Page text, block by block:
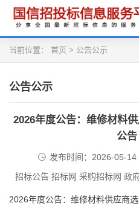
当前位置： 首页 > 公告公示
公告公示
2026年度公告：维修材料
公告
发布时间：2026-05-14
招标公告 招标网 采购招标网 政
2026年度公告：维修材料供应商